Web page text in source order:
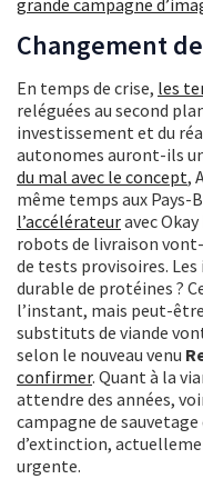
grande campagne
Changement
En temps de crise, les
reléguées au second
investissement et du
autonomes auront-ils
du mal avec le concept,
même temps aux Pays-
l’accélérateuravec
robots de livraison
de tests provisoires.
durable de protéines ?
l’instant, mais peut-
substituts de viande
selon le nouveau venu
confirmer. Quant à la
attendre des années,
campagne de
d’extinction,
urgente.